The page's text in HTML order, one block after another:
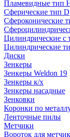
Пламевидные тип
Сферические тип D
Сфероконические
Цилиндрические с
Цилиндрические
Диски
Зенкеры
Зенкеры Weldon 19
Зенкеры к/х
Зенкеры насадные
Зенковки
Коронки по
Ленточные пилы
Метчики
Вороток для